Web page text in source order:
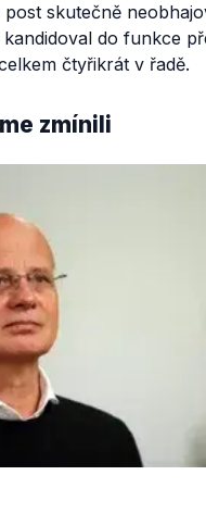
post skutečně
do funkce
čtyřikrát v řadě.
zmínili